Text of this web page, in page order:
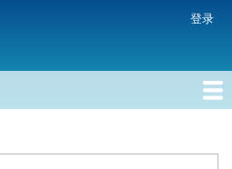
主
内
登录